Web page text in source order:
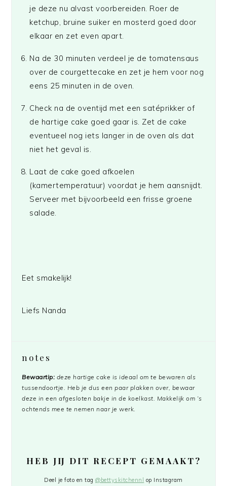
je deze nu alvast voorbereiden. Roer de
ketchup, bruine suiker en mosterd goed door
elkaar en zet even apart.
Na de 30 minuten verdeel je de tomatensaus
over de courgettecake en zet je hem voor nog
eens 25 minuten in de oven.
Check na de oventijd met een satéprikker of
de hartige cake goed gaar is. Zet de cake
eventueel nog iets langer in de oven als dat
niet het geval is.
Laat de cake goed afkoelen
(kamertemperatuur) voordat je hem aansnijdt.
Serveer met bijvoorbeeld een frisse groene
salade.
Eet smakelijk!
Liefs Nanda
notes
Bewaartip: deze hartige cake is ideaal om te bewaren als
tussendoortje. Heb je dus een paar plakken over, bewaar
deze in een afgesloten bakje in de koelkast. Makkelijk om ’s
ochtends mee te nemen naar je werk.
HEB JIJ DIT RECEPT GEMAAKT?
Deel je foto en tag@bettyskitchennl op Instagram